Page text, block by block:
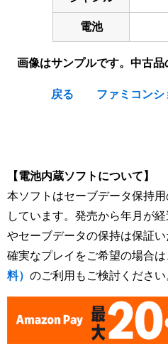
電池
画像はサンプルです。中古品
戻る ファミコン
【電池内蔵ソフトについて】
本ソフトはセーブデータ保持
しています。発売から年月が
やセーブデータの保持は保証い
確実なプレイをご希望の場合は
料） のご利用もご検討ください